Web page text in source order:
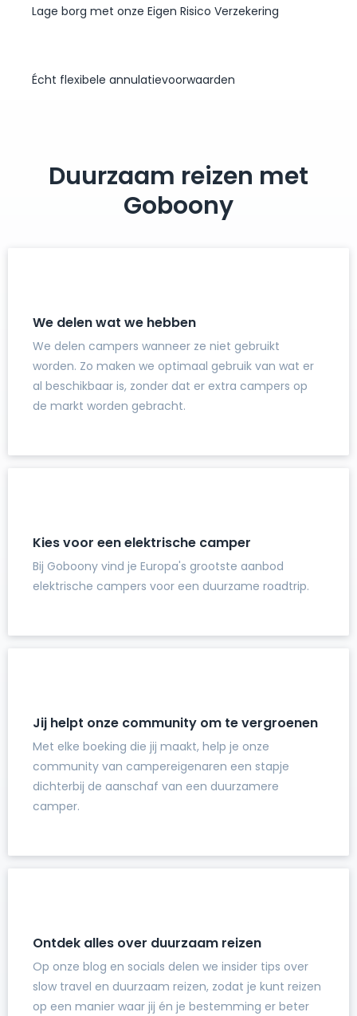
Lage borg met onze Eigen Risico Verzekering
Écht flexibele annulatievoorwaarden
Duurzaam reizen met
Goboony
We delen wat we hebben
We delen campers wanneer ze niet gebruikt
worden. Zo maken we optimaal gebruik van wat er
al beschikbaar is, zonder dat er extra campers op
de markt worden gebracht.
Kies voor een elektrische camper
Bij Goboony vind je Europa's grootste aanbod
elektrische campers voor een duurzame roadtrip.
Jij helpt onze community om te vergroenen
Met elke boeking die jij maakt, help je onze
community van campereigenaren een stapje
dichterbij de aanschaf van een duurzamere
camper.
Ontdek alles over duurzaam reizen
Op onze blog en socials delen we insider tips over
slow travel en duurzaam reizen, zodat je kunt reizen
op een manier waar jij én je bestemming er beter